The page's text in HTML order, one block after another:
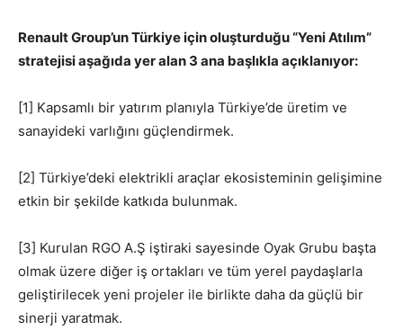
Renault Group’un Türkiye için oluşturduğu “Yeni Atılım”
stratejisi aşağıda yer alan 3 ana başlıkla açıklanıyor:
[1] Kapsamlı bir yatırım planıyla Türkiye’de üretim ve
sanayideki varlığını güçlendirmek.
[2] Türkiye’deki elektrikli araçlar ekosisteminin gelişimine
etkin bir şekilde katkıda bulunmak.
[3] Kurulan RGO A.Ş iştiraki sayesinde Oyak Grubu başta
olmak üzere diğer iş ortakları ve tüm yerel paydaşlarla
geliştirilecek yeni projeler ile birlikte daha da güçlü bir
sinerji yaratmak.